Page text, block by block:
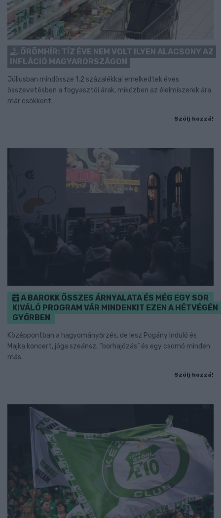
ÖRÖMHÍR: TÍZ ÉVE NEM VOLT ILYEN ALACSONY AZ
INFLÁCIÓ MAGYARORSZÁGON
Júliusban mindössze 1,2 százalékkal emelkedtek éves
összevetésben a fogyasztói árak, miközben az élelmiszerek ára
már csökkent.
Szólj hozzá!
A BAROKK ÖSSZES ÁRNYALATA ÉS MÉG EGY SOR
KIVÁLÓ PROGRAM VÁR MINDENKIT EZEN A HÉTVÉGÉN
GYŐRBEN
Középpontban a hagyományőrzés, de lesz Pogány Induló és
Majka koncert, jóga szeánsz, “borhajózás” és egy csomó minden
más.
Szólj hozzá!